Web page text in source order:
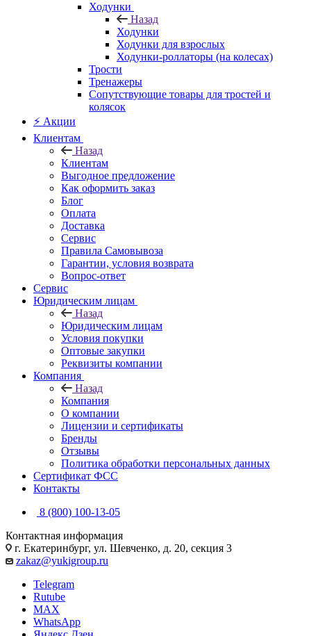
Ходунки
Назад
Ходунки
Ходунки для взрослых
Ходунки-роллаторы (на колесах)
Трости
Тренажеры
Сопутствующие товары для тростей и
колясок
⚡ Акции
Клиентам
Назад
Клиентам
Выгодное предложение
Как оформить заказ
Блог
Оплата
Доставка
Сервис
Правила Самовывоза
Гарантии, условия возврата
Вопрос-ответ
Сервис
Юридическим лицам
Назад
Юридическим лицам
Условия покупки
Оптовые закупки
Реквизиты компании
Компания
Назад
Компания
О компании
Лицензии и сертификаты
Бренды
Отзывы
Политика обработки персональных данных
Сертификат ФСС
Контакты
8 (800) 100-13-05
Контактная информация
г. Екатеринбург, ул. Шевченко, д. 20, секция 3
zakaz@yukigroup.ru
Telegram
Rutube
MAX
WhatsApp